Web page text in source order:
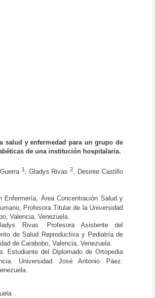
salud y enfermedad para un grupo de
de una institución hospitalaria.
1, Gladys Rivas2, Desiree Castillo
Enfermería, Área Concentración Salud y
Profesora Titular de la Universidad
Valencia, Venezuela.
Rivas. Profesora Asistente del
de Salud Reproductiva y Pediatría de
de Carabobo, Valencia, Venezuela.
Estudiante del Diplomado de Ortopedia
Universidad José Antonio Páez.